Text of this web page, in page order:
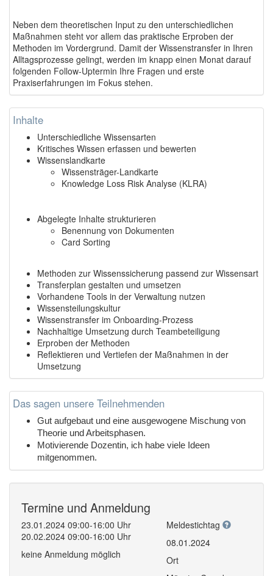
Neben dem theoretischen Input zu den unterschiedlichen
Maßnahmen steht vor allem das praktische Erproben der
Methoden im Vordergrund. Damit der Wissenstransfer in Ihren
Alltagsprozesse gelingt, werden im knapp einen Monat darauf
folgenden Follow-Uptermin Ihre Fragen und erste
Praxiserfahrungen im Fokus stehen.
Inhalte
Unterschiedliche Wissensarten
Kritisches Wissen erfassen und bewerten
Wissenslandkarte
Wissensträger-Landkarte
Knowledge Loss Risk Analyse (KLRA)
Abgelegte Inhalte strukturieren
Benennung von Dokumenten
Card Sorting
Methoden zur Wissenssicherung passend zur Wissensart
Transferplan gestalten und umsetzen
Vorhandene Tools in der Verwaltung nutzen
Wissensteilungskultur
Wissenstransfer im Onboarding-Prozess
Nachhaltige Umsetzung durch Teambeteiligung
Erproben der Methoden
Reflektieren und Vertiefen der Maßnahmen in der
Umsetzung
Das sagen unsere Teilnehmenden
Gut aufgebaut und eine ausgewogene Mischung von
Theorie und Arbeitsphasen.
Motivierende Dozentin, ich habe viele Ideen
mitgenommen.
Termine und Anmeldung
23.01.2024 09:00-16:00 Uhr
20.02.2024 09:00-16:00 Uhr
keine Anmeldung möglich
Meldestichtag
08.01.2024
Ort